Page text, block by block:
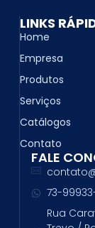
LINKS
Home
Empresa
Produtos
Serviços
Catálogos
Contato
FALE
73-
Rua